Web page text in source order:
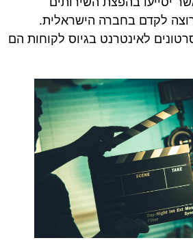
לקדם בחברה הישראלית.
לאינטרנט בגיוס לקוחות הם